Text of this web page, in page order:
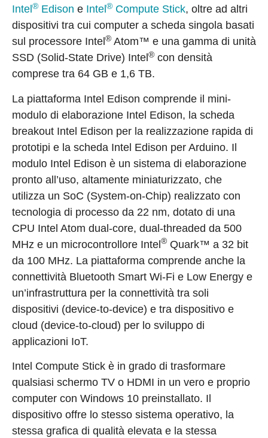
Intel ® Edison e Intel ® Compute Stick, oltre ad altri
dispositivi tra cui computer a scheda singola basati
sul processore Intel ® Atom™ e una gamma di unità
SSD (Solid-State Drive) Intel ® con densità
comprese tra 64 GB e 1,6 TB.
La piattaforma Intel Edison comprende il mini-
modulo di elaborazione Intel Edison, la scheda
breakout Intel Edison per la realizzazione rapida di
prototipi e la scheda Intel Edison per Arduino. Il
modulo Intel Edison è un sistema di elaborazione
pronto all’uso, altamente miniaturizzato, che
utilizza un SoC (System-on-Chip) realizzato con
tecnologia di processo da 22 nm, dotato di una
CPU Intel Atom dual-core, dual-threaded da 500
MHz e un microcontrollore Intel® Quark™ a 32 bit
da 100 MHz. La piattaforma comprende anche la
connettività Bluetooth Smart Wi-Fi e Low Energy e
un’infrastruttura per la connettività tra soli
dispositivi (device-to-device) e tra dispositivo e
cloud (device-to-cloud) per lo sviluppo di
applicazioni IoT.
Intel Compute Stick è in grado di trasformare
qualsiasi schermo TV o HDMI in un vero e proprio
computer con Windows 10 preinstallato. Il
dispositivo offre lo stesso sistema operativo, la
stessa grafica di qualità elevata e la stessa